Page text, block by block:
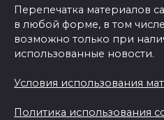
Перепечатка материалов
в любой форме, в том
возможно только при
использованные новости.
Условия использования
Политика использования